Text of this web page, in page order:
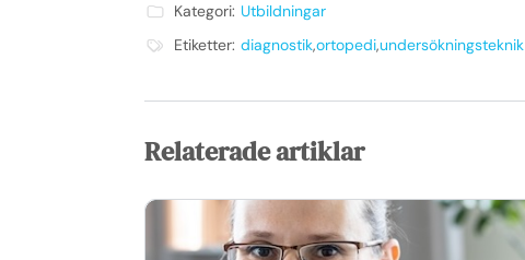
Kategori: Utbildningar
Etiketter: diagnostik,ortopedi,undersökningsteknik
Relaterade artiklar